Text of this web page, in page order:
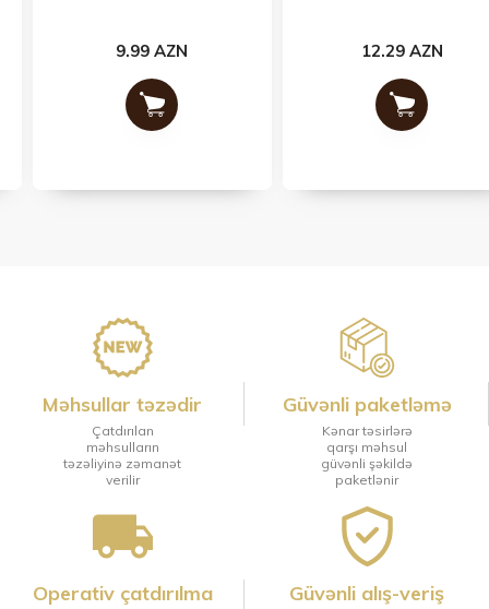
9.99 AZN 12.29 AZN
Məhsullar təzədir
Çatdırılan
məhsulların
təzəliyinə zəmanət
verilir
Güvənli paketləmə
Kənar təsirlərə
qarşı məhsul
güvənli şəkildə
paketlənir
Operativ çatdırılma Güvənli alış-veriş